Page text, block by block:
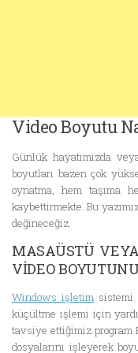
Video Boyutu
Günlük hayatımızda
boyutları bazen çok
oynatma, hem taşıma
kaybettirmekte. Bu
değineceğiz.
MASAÜSTÜ
VİDEO
Windows işletim sistemi
küçültme işlemi için
tavsiye ettiğimiz program
dosyalarını işleyerek